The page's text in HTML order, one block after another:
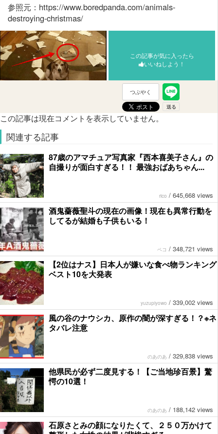
参照元：https://www.boredpanda.com/animals-
destroying-christmas/
この記事が気に入ったら
いいねしよう！
つぶやく
この記事は現在コメントを表示していません。
関連する記事
87歳のアマチュア写真家『西本喜美子さん』の
自撮りが面白すぎる！！ 最強おばあちゃん...
rico / 645,668 views
酒鬼薔薇聖斗の現在の画像！現在も異常行動を
してるが結婚も子供もいる！
ペコ / 348,721 views
【2位はナス】日本人が嫌いな食べ物ランキング
ベスト10を大発表
yuzupiyowo / 339,002 views
風の谷のナウシカ、原作の闇が深すぎる！？※ネ
タバレ注意
のあのあ / 329,838 views
他県民が必ず二度見する！【ご当地珍百景】驚
愕の10選！
のあのあ / 188,142 views
石原さとみの顔になりたくて、２５０万かけて